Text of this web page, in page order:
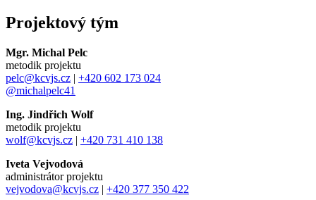
Projektový tým
Mgr. Michal Pelc
metodik projektu
pelc@kcvjs.cz | +420 602 173 024
@michalpelc41
Ing. Jindřich Wolf
metodik projektu
wolf@kcvjs.cz | +420 731 410 138
Iveta Vejvodová
administrátor projektu
vejvodova@kcvjs.cz | +420 377 350 422